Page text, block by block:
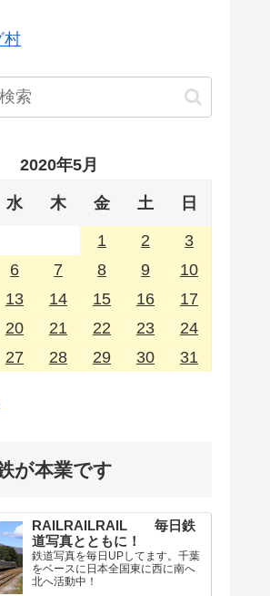
村
2020年5月
水 木 金 土 日
1 2
3
6 7 8 9
10
13 14 15 16
17
20 21 22 23
24
27 28 29 30 31
が本業です
RAILRAILRAIL 毎日鉄
道写真とともに！
鉄道写真を毎日UPしてます。千葉
をベースに日本全国東に西に南へ
北へ活動中！